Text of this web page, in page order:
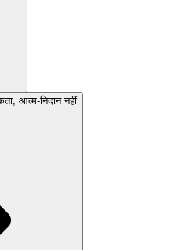
आत्म-निदान नहीं